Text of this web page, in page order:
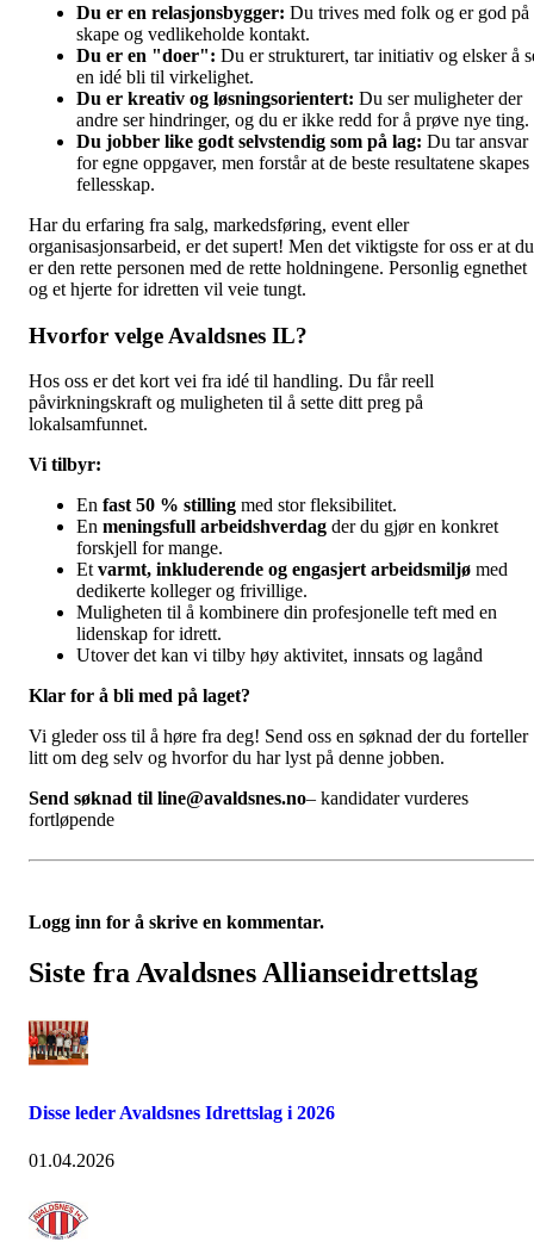
Du er en relasjonsbygger: Du trives med folk og er god på
skape og vedlikeholde kontakt.
Du er en "doer": Du er strukturert, tar initiativ og elsker å
en idé bli til virkelighet.
Du er kreativ og løsningsorientert: Du ser muligheter der
andre ser hindringer, og du er ikke redd for å prøve nye ting.
Du jobber like godt selvstendig som på lag: Du tar ansvar
for egne oppgaver, men forstår at de beste resultatene skapes
fellesskap.
Har du erfaring fra salg, markedsføring, event eller
organisasjonsarbeid, er det supert! Men det viktigste for oss er at du
er den rette personen med de rette holdningene. Personlig egnethet
og et hjerte for idretten vil veie tungt.
Hvorfor velge Avaldsnes IL?
Hos oss er det kort vei fra idé til handling. Du får reell
påvirkningskraft og muligheten til å sette ditt preg på
lokalsamfunnet.
Vi tilbyr:
En fast 50 % stilling med stor fleksibilitet.
En meningsfull arbeidshverdag der du gjør en konkret
forskjell for mange.
Et varmt, inkluderende og engasjert arbeidsmiljø med
dedikerte kolleger og frivillige.
Muligheten til å kombinere din profesjonelle teft med en
lidenskap for idrett.
Utover det kan vi tilby høy aktivitet, innsats og lagånd
Klar for å bli med på laget?
Vi gleder oss til å høre fra deg! Send oss en søknad der du forteller
litt om deg selv og hvorfor du har lyst på denne jobben.
Send søknad til line@avaldsnes.no– kandidater vurderes
fortløpende
Logg inn for å skrive en kommentar.
Siste fra Avaldsnes Allianseidrettslag
Disse leder Avaldsnes Idrettslag i 2026
01.04.2026